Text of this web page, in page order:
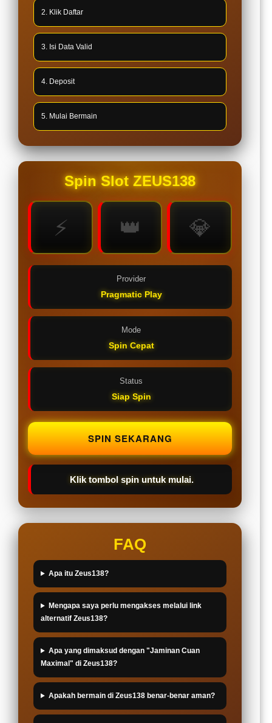
2. Klik Daftar
3. Isi Data Valid
4. Deposit
5. Mulai Bermain
Spin Slot ZEUS138
⚡ 👑 💎
Provider
Pragmatic Play
Mode
Spin Cepat
Status
Siap Spin
SPIN SEKARANG
Klik tombol spin untuk mulai.
FAQ
Apa itu Zeus138?
Mengapa saya perlu mengakses melalui link
alternatif Zeus138?
Apa yang dimaksud dengan "Jaminan Cuan
Maximal" di Zeus138?
Apakah bermain di Zeus138 benar-benar aman?